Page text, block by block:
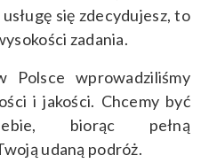
się zdecydujesz, to
zadania.
Polsce wprowadziliśmy
i jakości. Chcemy być
biorąc pełną
udaną podróż.